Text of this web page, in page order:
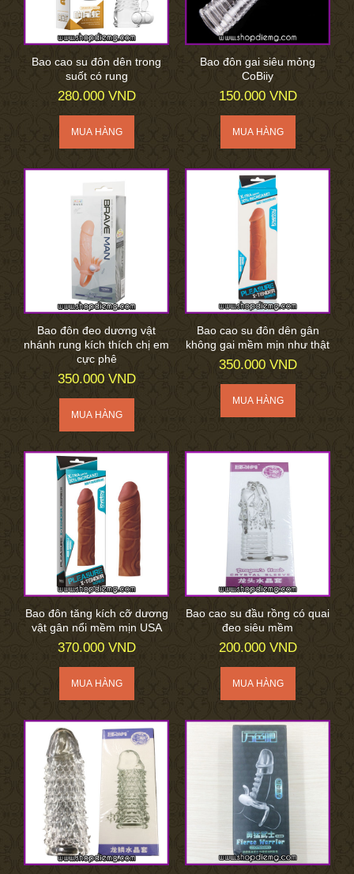
Bao cao su đôn dên trong
suốt có rung
280.000 VND
Bao đôn gai siêu mỏng
CoBiiy
150.000 VND
Bao đôn đeo dương vật
nhánh rung kích thích chị em
cực phê
350.000 VND
Bao cao su đôn dên gân
không gai mềm mịn như thật
350.000 VND
Bao đôn tăng kích cỡ dương
vật gân nổi mềm mịn USA
370.000 VND
Bao cao su đầu rồng có quai
đeo siêu mềm
200.000 VND